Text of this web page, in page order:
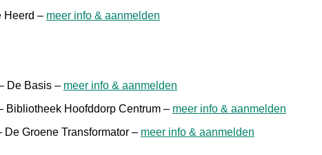
Heerd – meer info & aanmelden
De Basis – meer info & aanmelden
Bibliotheek Hoofddorp Centrum – meer info & aanmelden
De Groene Transformator – meer info & aanmelden